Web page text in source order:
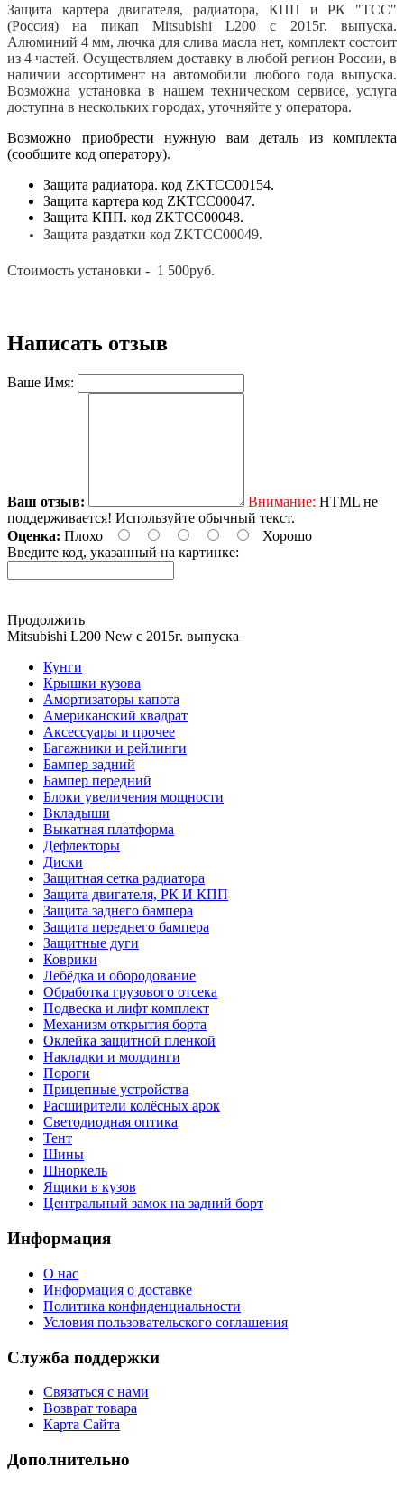
Защита картера двигателя, радиатора, КПП и РК "TCC"
(Россия) на пикап Mitsubishi L200 с 2015г. выпуска.
Алюминий 4 мм, лючка для слива масла нет, комплект состоит
из 4 частей. Осуществляем доставку в любой регион России, в
наличии ассортимент на автомобили любого года выпуска.
Возможна установка в нашем техническом сервисе, услуга
доступна в нескольких городах, уточняйте у оператора.
Возможно приобрести нужную вам деталь из комплекта
(сообщите код оператору).
Защита радиатора. код ZKTCC00154.
Защита картера код ZKTCC00047.
Защита КПП. код ZKTCC00048.
Защита раздатки код ZKTCC00049.
Стoимoсть устанoвки - 1 500руб.
Написать отзыв
Ваше Имя:
Ваш отзыв: Внимание: HTML не
поддерживается! Используйте обычный текст.
Оценка: Плохо
Хорошо
Введите код, указанный на картинке:
Продолжить
Mitsubishi L200 New с 2015г. выпуска
Кунги
Крышки кузова
Амортизаторы капота
Американский квадрат
Аксессуары и прочее
Багажники и рейлинги
Бампер задний
Бампер передний
Блоки увеличения мощности
Вкладыши
Выкатная платформа
Дефлекторы
Диски
Защитная сетка радиатора
Защита двигателя, РК И КПП
Защита заднего бампера
Защита переднего бампера
Защитные дуги
Коврики
Лебёдка и обородование
Обработка грузового отсека
Подвеска и лифт комплект
Механизм открытия борта
Оклейка защитной пленкой
Накладки и молдинги
Пороги
Прицепные устройства
Расширители колёсных арок
Светодиодная оптика
Тент
Шины
Шноркель
Ящики в кузов
Центральный замок на задний борт
Информация
О нас
Информация о доставке
Политика конфиденциальности
Условия пользовательского соглашения
Служба поддержки
Связаться с нами
Возврат товара
Карта Сайта
Дополнительно